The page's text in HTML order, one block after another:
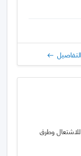
التفاصيل
للاشتعال وطرق